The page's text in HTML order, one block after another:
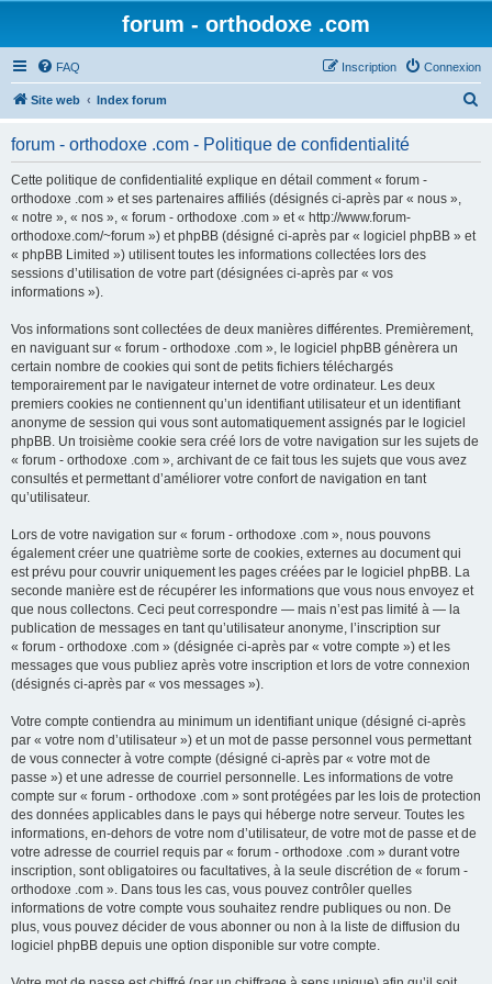
forum - orthodoxe .com
FAQ Connexion
Inscription
Site web Index forum
forum - orthodoxe .com - Politique de confidentialité
Cette politique de confidentialité explique en détail comment « forum -
orthodoxe .com » et ses partenaires affiliés (désignés ci-après par « nous »,
« notre », « nos », « forum - orthodoxe .com » et « http://www.forum-
orthodoxe.com/~forum ») et phpBB (désigné ci-après par « logiciel phpBB » et
« phpBB Limited ») utilisent toutes les informations collectées lors des
sessions d’utilisation de votre part (désignées ci-après par « vos
informations »).
Vos informations sont collectées de deux manières différentes. Premièrement,
en naviguant sur « forum - orthodoxe .com », le logiciel phpBB génèrera un
certain nombre de cookies qui sont de petits fichiers téléchargés
temporairement par le navigateur internet de votre ordinateur. Les deux
premiers cookies ne contiennent qu’un identifiant utilisateur et un identifiant
anonyme de session qui vous sont automatiquement assignés par le logiciel
phpBB. Un troisième cookie sera créé lors de votre navigation sur les sujets de
« forum - orthodoxe .com », archivant de ce fait tous les sujets que vous avez
consultés et permettant d’améliorer votre confort de navigation en tant
qu’utilisateur.
Lors de votre navigation sur « forum - orthodoxe .com », nous pouvons
également créer une quatrième sorte de cookies, externes au document qui
est prévu pour couvrir uniquement les pages créées par le logiciel phpBB. La
seconde manière est de récupérer les informations que vous nous envoyez et
que nous collectons. Ceci peut correspondre — mais n’est pas limité à — la
publication de messages en tant qu’utilisateur anonyme, l’inscription sur
« forum - orthodoxe .com » (désignée ci-après par « votre compte ») et les
messages que vous publiez après votre inscription et lors de votre connexion
(désignés ci-après par « vos messages »).
Votre compte contiendra au minimum un identifiant unique (désigné ci-après
par « votre nom d’utilisateur ») et un mot de passe personnel vous permettant
de vous connecter à votre compte (désigné ci-après par « votre mot de
passe ») et une adresse de courriel personnelle. Les informations de votre
compte sur « forum - orthodoxe .com » sont protégées par les lois de protection
des données applicables dans le pays qui héberge notre serveur. Toutes les
informations, en-dehors de votre nom d’utilisateur, de votre mot de passe et de
votre adresse de courriel requis par « forum - orthodoxe .com » durant votre
inscription, sont obligatoires ou facultatives, à la seule discrétion de « forum -
orthodoxe .com ». Dans tous les cas, vous pouvez contrôler quelles
informations de votre compte vous souhaitez rendre publiques ou non. De
plus, vous pouvez décider de vous abonner ou non à la liste de diffusion du
logiciel phpBB depuis une option disponible sur votre compte.